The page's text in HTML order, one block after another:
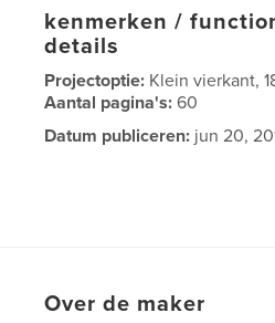
kenmerken /
details
Projectoptie: Klein vierkant,
Aantal pagina's:60
Datum publiceren: jun 20,
Over de maker